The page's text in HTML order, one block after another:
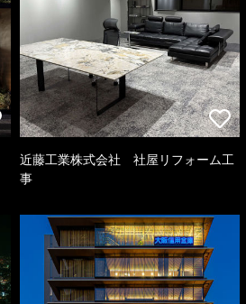
近藤工業株式会社 社屋リフォーム工
事